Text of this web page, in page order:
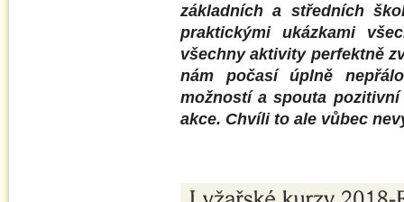
základních a středních
praktickými ukázkami
všechny aktivity perfektně
nám počasí úplně
možností a spouta
akce. Chvíli to ale vůbec